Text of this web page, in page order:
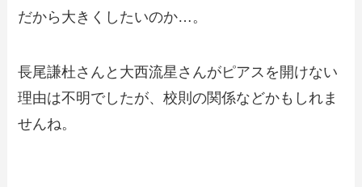
だから大きくしたいのか…。
長尾謙杜さんと大西流星さんがピアスを開けない
理由は不明でしたが、校則の関係などかもしれま
せんね。